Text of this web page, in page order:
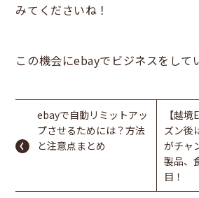
みてくださいね！
この機会にebayでビジネスをして
ebayで自動リミットアッ
プさせるためには？方法
と注意点まとめ
【越
ズン後
がチャ
製品、
目！